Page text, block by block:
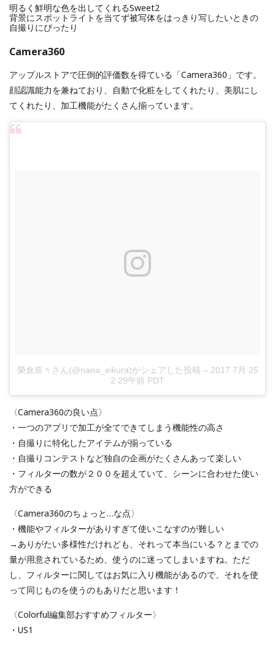
明るく鮮明な色を出してくれるSweet2
背景にスポットライトを当てず被写体をはっきり写したいときの
自撮りにぴったり
Camera360
アップルストアで圧倒的評価数を得ている「Camera360」です。
顔認識能力を兼ねており、自動で化粧をしてくれたり、美肌にし
てくれたり、加工機能がたくさん揃っています。
榮倉奈々さん(@nana_eikura)がシェアした投稿 – 2017 7月 25
2:29午前 PDT
〈Camera360の良い点〉
・一つのアプリで加工が全てできてしまう機能性の高さ
・自撮りに特化したアイテムが揃っている
・自撮りコンテストなど独自の企画がたくさんあって楽しい
・フィルターの数が２００を超えていて、シーンに合わせた使い
方ができる
〈Camera360のちょっと…な点〉
・機能やフィルターがありすぎて使いこなすのが難しい
→ありがたい多様性だけれども、それって本当にいる？とまでの
量が用意されているため、使うのに迷ってしまいますね。ただ
し、フィルターに関してはお気に入り機能があるので、それを使
って同じものを使うのもありだと思います！
〈Colorful編集部おすすめフィルター〉
・US1